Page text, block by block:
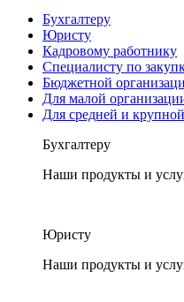
Бухгалтеру
Юристу
Кадровому работнику
Специалисту по
Бюджетной
Для малой
Для средней и
Бухгалтеру
Наши продукты и
Юристу
Наши продукты и